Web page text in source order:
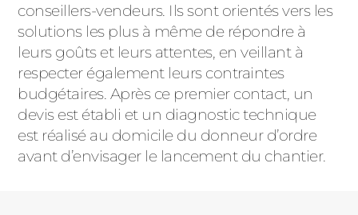
conseillers-vendeurs. Ils sont orientés vers les
solutions les plus à même de répondre à
leurs goûts et leurs attentes, en veillant à
respecter également leurs contraintes
budgétaires. Après ce premier contact, un
devis est établi et un diagnostic technique
est réalisé au domicile du donneur d’ordre
avant d’envisager le lancement du chantier.